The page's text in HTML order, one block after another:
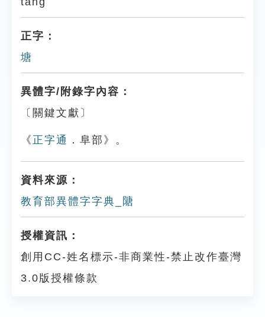
正字：
塘
異體字/附錄字內容：
〔關鍵文獻〕
《 正字通 ．阜部》。
資料來源：
教育部異體字字典_䧜
授權資訊：
創用CC-姓名標示-非商業性-禁止改作臺灣
3.0版授權條款